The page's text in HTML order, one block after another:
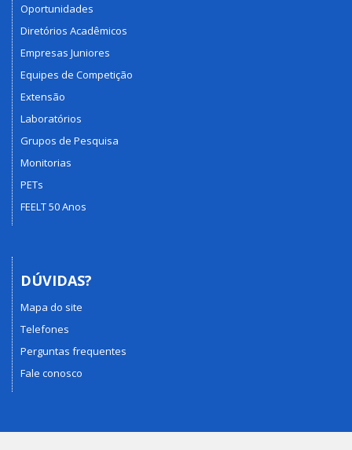
Oportunidades
Diretórios Acadêmicos
Empresas Juniores
Equipes de Competição
Extensão
Laboratórios
Grupos de Pesquisa
Monitorias
PETs
FEELT 50 Anos
DÚVIDAS?
Mapa do site
Telefones
Perguntas frequentes
Fale conosco